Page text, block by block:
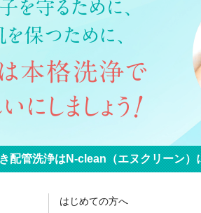
配管洗浄は N-clean（エヌクリーン）
はじめての方へ